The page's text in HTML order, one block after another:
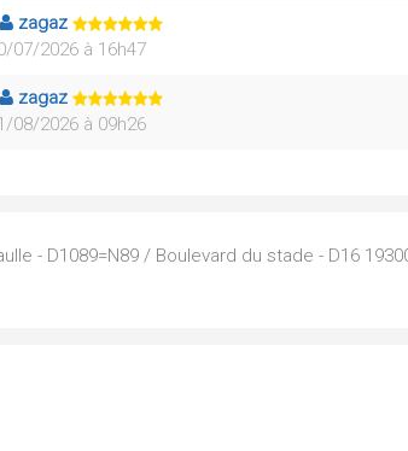
zagaz
07/2026 à 16h47
zagaz
08/2026 à 09h26
- D1089=N89 / Boulevard du stade - D16